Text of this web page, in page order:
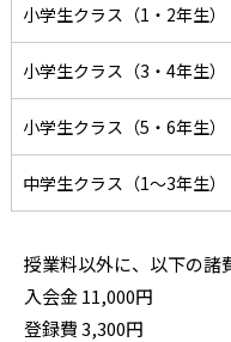
小学生クラス（1・2年生）
小学生クラス（3・4年生）
小学生クラス（5・6年生）
中学生クラス（1～3年生）
授業料以外に、以下の諸
入会金 11,000円
登録費 3,300円